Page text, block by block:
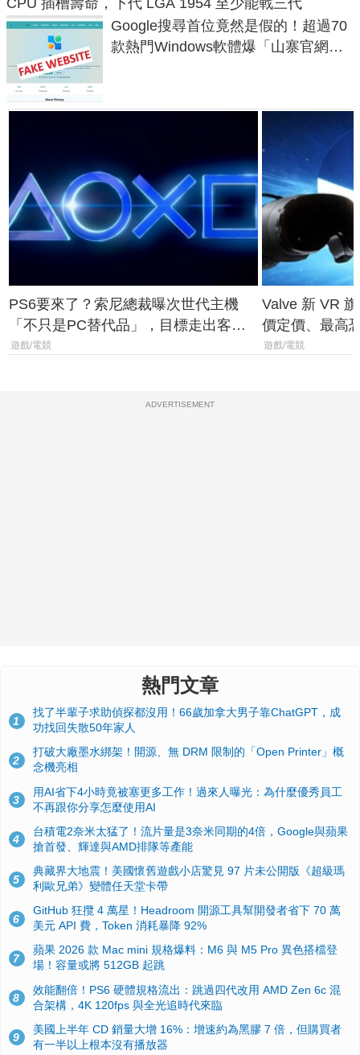
Google搜尋首位竟然是假的！超過70
款熱門Windows軟體爆「山寨官網」
PS6要來了？索尼總裁曝次世代主機
「不只是PC替代品」，目標走出客
廳、進軍電競桌面
遊戲/電競
Valve 新 VR
價定價、最高
遊戲/電競
ADVERTISEMENT
熱門文章
1
找了半輩子求助偵探都沒用！66歲加拿大男子靠ChatGPT，成
功找回失散50年家人
2
打破大廠墨水綁架！開源、無 DRM 限制的「Open Printer」概
念機亮相
3
用AI省下4小時竟被塞更多工作！過來人曝光：為什麼優秀員工
不再跟你分享怎麼使用AI
4
台積電2奈米太猛了！流片量是3奈米同期的4倍，Google與蘋果
搶首發、輝達與AMD排隊等產能
5
典藏界大地震！美國懷舊遊戲小店驚見 97 片未公開版《超級瑪
利歐兄弟》變體任天堂卡帶
6
GitHub 狂攬 4 萬星！Headroom 開源工具幫開發者省下 70 萬
美元 API 費，Token 消耗暴降 92%
7
蘋果 2026 款 Mac mini 規格爆料：M6 與 M5 Pro 異色搭檔登
場！容量或將 512GB 起跳
8
效能翻倍！PS6 硬體規格流出：跳過四代改用 AMD Zen 6c 混
合架構，4K 120fps 與全光追時代來臨
9
美國上半年 CD 銷量大增 16%：增速約為黑膠 7 倍，但購買者
有一半以上根本沒有播放器